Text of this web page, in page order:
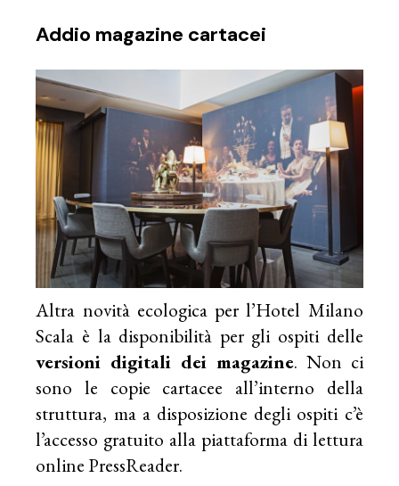
Addio magazine cartacei
Altra novità ecologica per l’Hotel Milano
Scala è la disponibilità per gli ospiti delle
versioni digitali dei magazine. Non ci
sono le copie cartacee all’interno della
struttura, ma a disposizione degli ospiti c’è
l’accesso gratuito alla piattaforma di lettura
online PressReader.